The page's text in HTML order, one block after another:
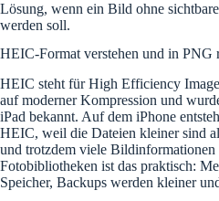
Lösung, wenn ein Bild ohne
werden soll.
HEIC-Format verstehen und in PNG
HEIC steht für High Efficiency
auf moderner Kompression und
iPad bekannt. Auf dem iPhone
HEIC, weil die Dateien kleiner sind
und trotzdem viele Bildinformationen
Fotobibliotheken ist das praktisch:
Speicher, Backups werden kleiner